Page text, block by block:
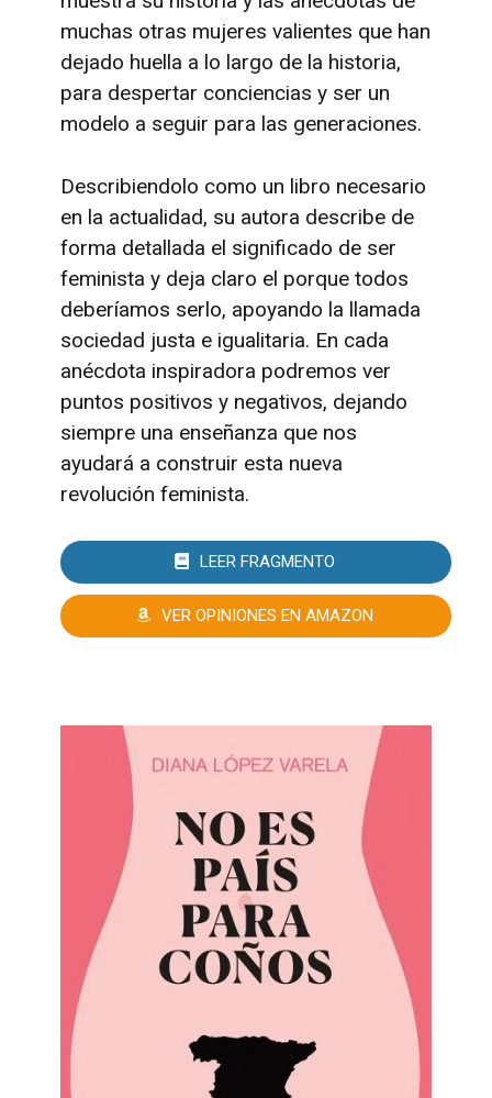
muchas otras mujeres valientes que han
dejado huella a lo largo de la historia,
para despertar conciencias y ser un
modelo a seguir para las generaciones.
Describiendolo como un libro necesario
en la actualidad, su autora describe de
forma detallada el significado de ser
feminista y deja claro el porque todos
deberíamos serlo, apoyando la llamada
sociedad justa e igualitaria. En cada
anécdota inspiradora podremos ver
puntos positivos y negativos, dejando
siempre una enseñanza que nos
ayudará a construir esta nueva
revolución feminista.
LEER FRAGMENTO
VER OPINIONES EN AMAZON